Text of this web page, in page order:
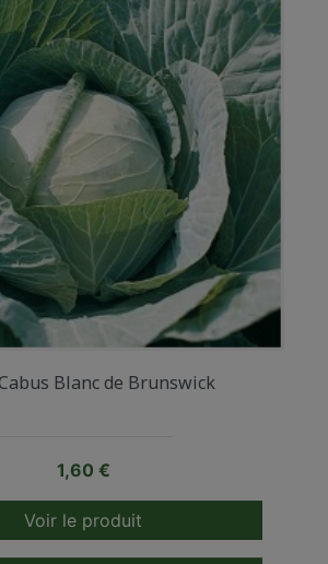
Blanc de Brunswick
Prix
1,60 €
Voir le produit